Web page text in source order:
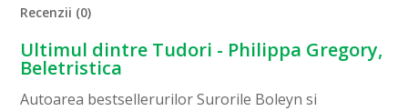
Recenzii (0)
Ultimul dintre Tudori - Philippa Gregory,
Beletristica
Autoarea bestsellerurilor Surorile Boleyn si